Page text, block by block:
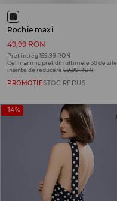
Rochie maxi
49,99 RON
Preț întreg159,99 RON
Cel mai mic preț din ultimele 30 de zile
înainte de reducere 69,99 RON
PROMOȚIESTOC REDUS
-14%